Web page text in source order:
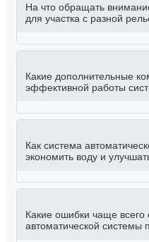
На что обращать
для участка с разной
Какие дополнительные
эффективной работы
Как система
экономить воду и
Какие ошибки чаще всего
автоматической системы